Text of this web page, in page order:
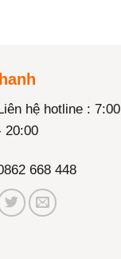
hệ hotline : 7:00
20:00
668 448